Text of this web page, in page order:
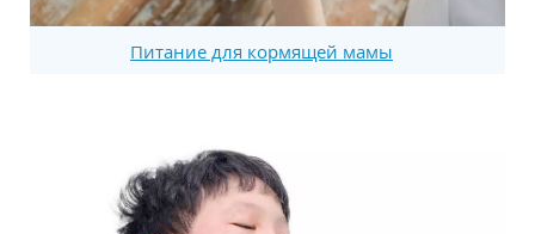
Питание для кормящей мамы